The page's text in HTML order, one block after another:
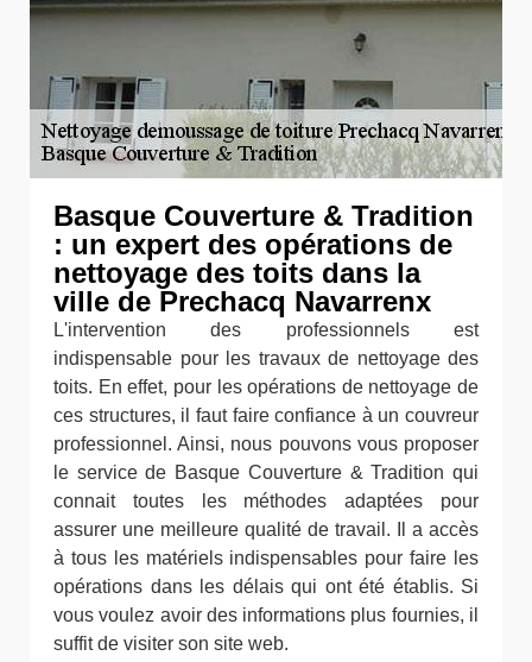
Basque Couverture & Tradition
: un expert des opérations de
nettoyage des toits dans la
ville de Prechacq Navarrenx
L'intervention des professionnels est
indispensable pour les travaux de nettoyage des
toits. En effet, pour les opérations de nettoyage de
ces structures, il faut faire confiance à un couvreur
professionnel. Ainsi, nous pouvons vous proposer
le service de Basque Couverture & Tradition qui
connait toutes les méthodes adaptées pour
assurer une meilleure qualité de travail. Il a accès
à tous les matériels indispensables pour faire les
opérations dans les délais qui ont été établis. Si
vous voulez avoir des informations plus fournies, il
suffit de visiter son site web.